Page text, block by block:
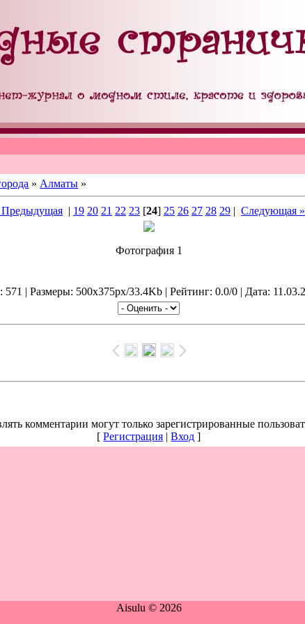
» Алматы »
Предыдущая| 19 20 21 22 23[24] 25 26 27 28 29| Следующая »
Фотография 1
571 | Размеры: 500x375px/33.4Kb | Рейтинг: 0.0/0 | Дата:
комментарии могут только зарегистрированные
[Регистрация |Вход ]
Aisulu © 2026